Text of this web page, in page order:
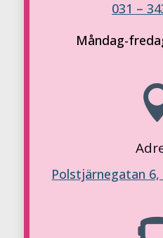
031 –
Måndag-
Polstjärnegatan